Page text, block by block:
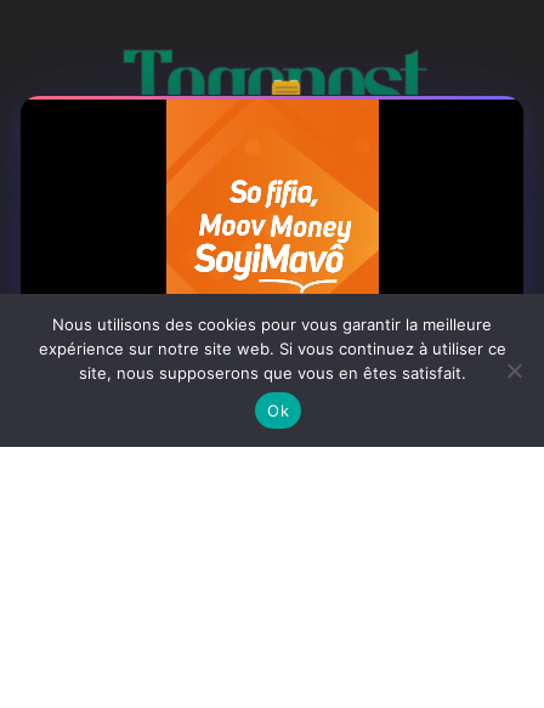
À PROPOS
Togo Post est un site d'information en ligne ...
Tel : +228 98 42 82 18
contact@togopost.tg
Nous utilisons des cookies pour vous garantir la meilleure
expérience sur notre site web. Si vous continuez à utiliser ce
site, nous supposerons que vous en êtes satisfait.
Ok